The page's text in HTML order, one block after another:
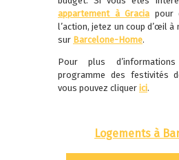
appartement à Gracia pour
l’action, jetez un coup d’œil
sur Barcelone-Home.
Pour plus
programme des festivités
vous pouvez cliquer ici.
Logements à